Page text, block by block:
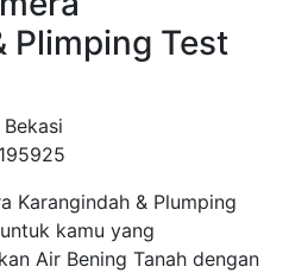
Plimping Test
Karangindah & Plumping
kamu yang
Air Bening Tanah dengan